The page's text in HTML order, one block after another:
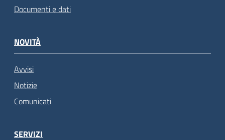
Documenti e dati
NOVITÀ
Avvisi
Notizie
Comunicati
SERVIZI